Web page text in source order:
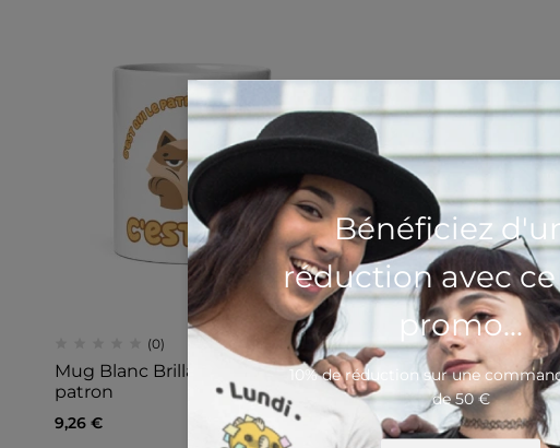
(0)
Mug Blanc Brillant C’est qui le
patron
9,26 €
Bénéficiez
réduction avec
promo...
10% de réduction sur une
de 50 €